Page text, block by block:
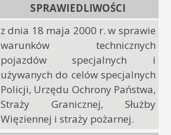
SPRAWIEDLIWOŚCI
z dnia 18 maja 2000 r. w sprawie
warunków technicznych
pojazdów specjalnych i
używanych do celów specjalnych
Policji, Urzędu Ochrony Państwa,
Straży Granicznej, Służby
Więziennej i straży pożarnej.